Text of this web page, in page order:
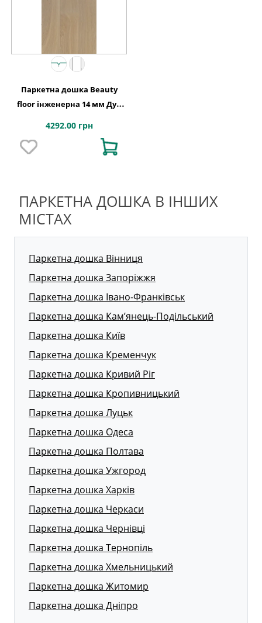
Паркетна дошка Beauty
floor інженерна 14 мм Дуб
4292.00 грн
ПАРКЕТНА ДОШКА В ІНШИХ
МІСТАХ
Паркетна дошка Вінниця
Паркетна дошка Запоріжжя
Паркетна дошка Івано-Франківськ
Паркетна дошка Кам’янець-Подільський
Паркетна дошка Київ
Паркетна дошка Кременчук
Паркетна дошка Кривий Ріг
Паркетна дошка Кропивницький
Паркетна дошка Луцьк
Паркетна дошка Одеса
Паркетна дошка Полтава
Паркетна дошка Ужгород
Паркетна дошка Харків
Паркетна дошка Черкаси
Паркетна дошка Чернівці
Паркетна дошка Тернопіль
Паркетна дошка Хмельницький
Паркетна дошка Житомир
Паркетна дошка Дніпро